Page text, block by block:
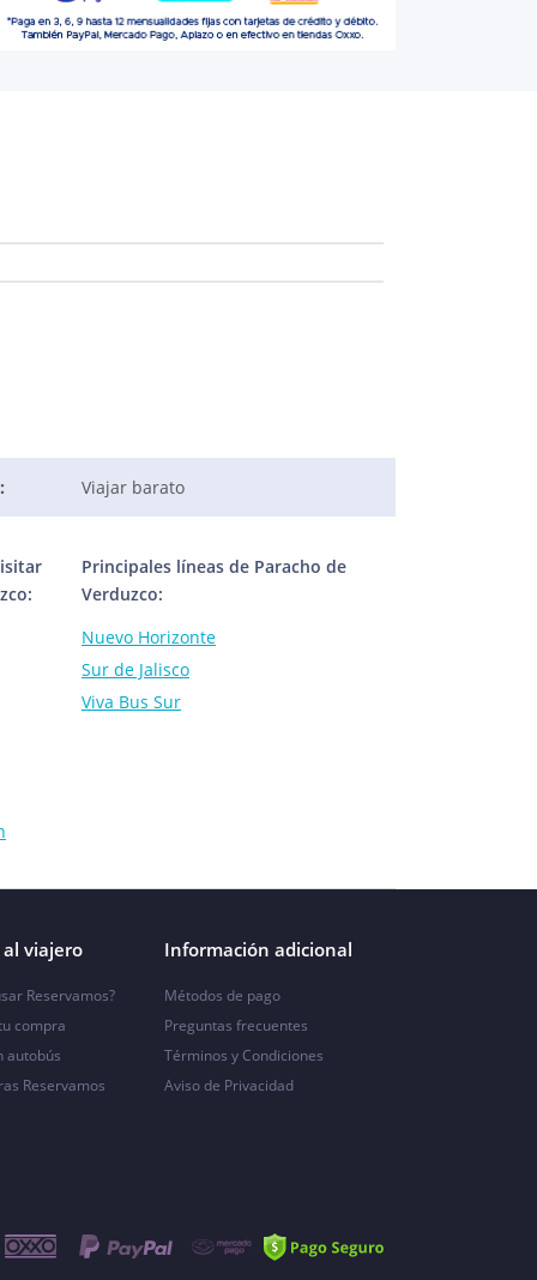
Viajar barato
Principales líneas de Paracho de
Verduzco:
Nuevo Horizonte
Sur de Jalisco
Viva Bus Sur
viajero
Reservamos?
compra
autobús
Reservamos
Información adicional
Métodos de pago
Preguntas frecuentes
Términos y Condiciones
Aviso de Privacidad